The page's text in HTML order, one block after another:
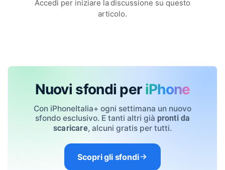
Accedi per iniziare la discussione su questo
articolo.
Nuovi sfondi per iPhone
Con iPhoneItalia+ ogni settimana un nuovo
sfondo esclusivo. E tanti altri già pronti da
scaricare, alcuni gratis per tutti.
Scopri gli sfondi